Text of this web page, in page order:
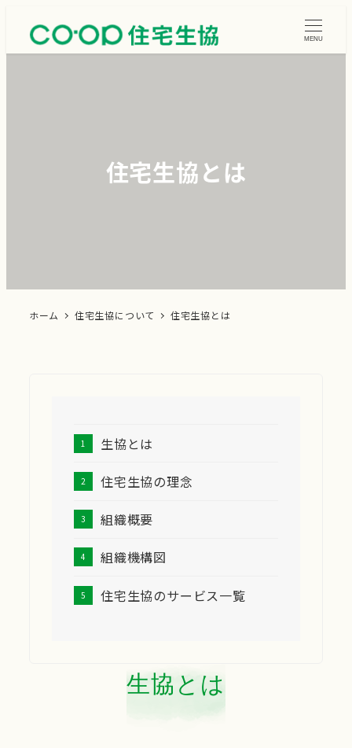
MENU
住宅生協とは
ホーム 住宅生協について 住宅生協とは
生協とは
住宅生協の理念
組織概要
組織機構図
住宅生協のサービス一覧
生協とは